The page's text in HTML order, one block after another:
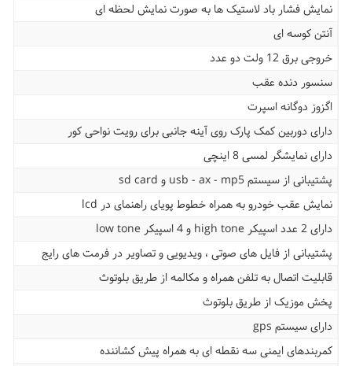
نمایش فشار باد لاستیک ها به صورت نمایش لحظه ای
آنتن کوسه ای
خروجی برق 12 ولت دو عدد
سنسور دنده عقب
اگزوز دوگانه اسپرت
دارای دوربین کمک پارک روی آینه جانبی برای رویت نواحی کور
دارای نمایشگر لمسی 8 اینچی
پشتیبانی از سیستم usb - ax - mp5 و sd card
نمایش عقب خودرو به همراه خطوط پویای راهنمای در lcd
دارای 2 عدد اسپیکر high tone و 4 اسپیکر low tone
پشتیبانی از فایل های صوتی ، ویدیویی و تصاویر در فرمت های رایج
قابلیت اتصال به تلفن همراه و مکالمه از طریق بلوتوث
پخش موزیک از طریق بلوتوث
دارای سیستم gps
کمربندهای ایمنی سه نقطه ای به همراه پیش کشاننده